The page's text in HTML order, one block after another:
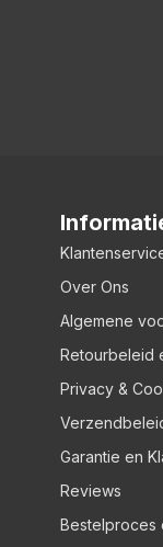
Over Ons
Algemene
Retourbeleid
Privacy &
Garantie en
Reviews
Bestelproces